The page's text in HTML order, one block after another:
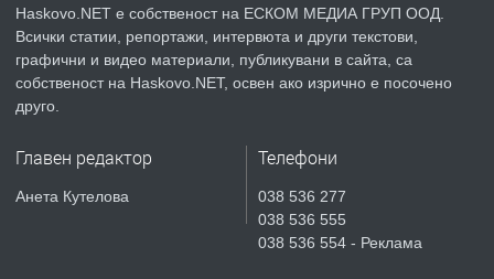
преди 5 дни
ПРЕДЛАГА СГЛОБЯВАНЕ НА МЕБЕЛИ.
№4119 Едностаен обзаведен
Haskovo.NET е собственост на ЕСКОМ МЕДИА ГРУП ООД.
Всички статии, репортажи, интервюта и други текстови,
графични и видео материали, публикувани в сайта, са
собственост на Haskovo.NET, освен ако изрично е посочено
друго.
Главен редактор
Анета Кутелова
Телефони
038 536 277
038 536 555
038 536 554 - Реклама